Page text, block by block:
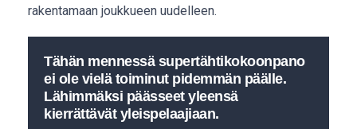
rakentamaan joukkueen uudelleen.
Tähän mennessä supertähtikokoonpano
ei ole vielä toiminut pidemmän päälle.
Lähimmäksi päässeet yleensä
kierrättävät yleispelaajiaan.